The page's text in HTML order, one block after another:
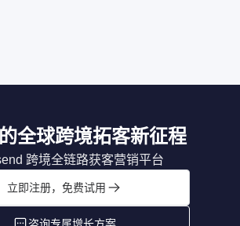
全球跨境拓客新征程
跨境全链路获客营销平台
立即注册，免费试用
咨询专属增长方案